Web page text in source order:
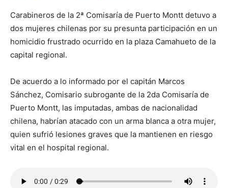
Carabineros de la 2ª Comisaría de Puerto Montt detuvo a
dos mujeres chilenas por su presunta participación en un
homicidio frustrado ocurrido en la plaza Camahueto de la
capital regional.
De acuerdo a lo informado por el capitán Marcos
Sánchez, Comisario subrogante de la 2da Comisaría de
Puerto Montt, las imputadas, ambas de nacionalidad
chilena, habrían atacado con un arma blanca a otra mujer,
quien sufrió lesiones graves que la mantienen en riesgo
vital en el hospital regional.